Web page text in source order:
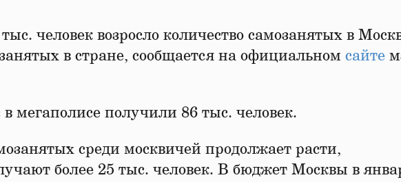
человек возросло количество самозанятых в
в стране, сообщается на официальном сайте
в мегаполисе получили 86 тыс. человек.
среди москвичей продолжает расти,
более 25 тыс. человек. В бюджет Москвы в